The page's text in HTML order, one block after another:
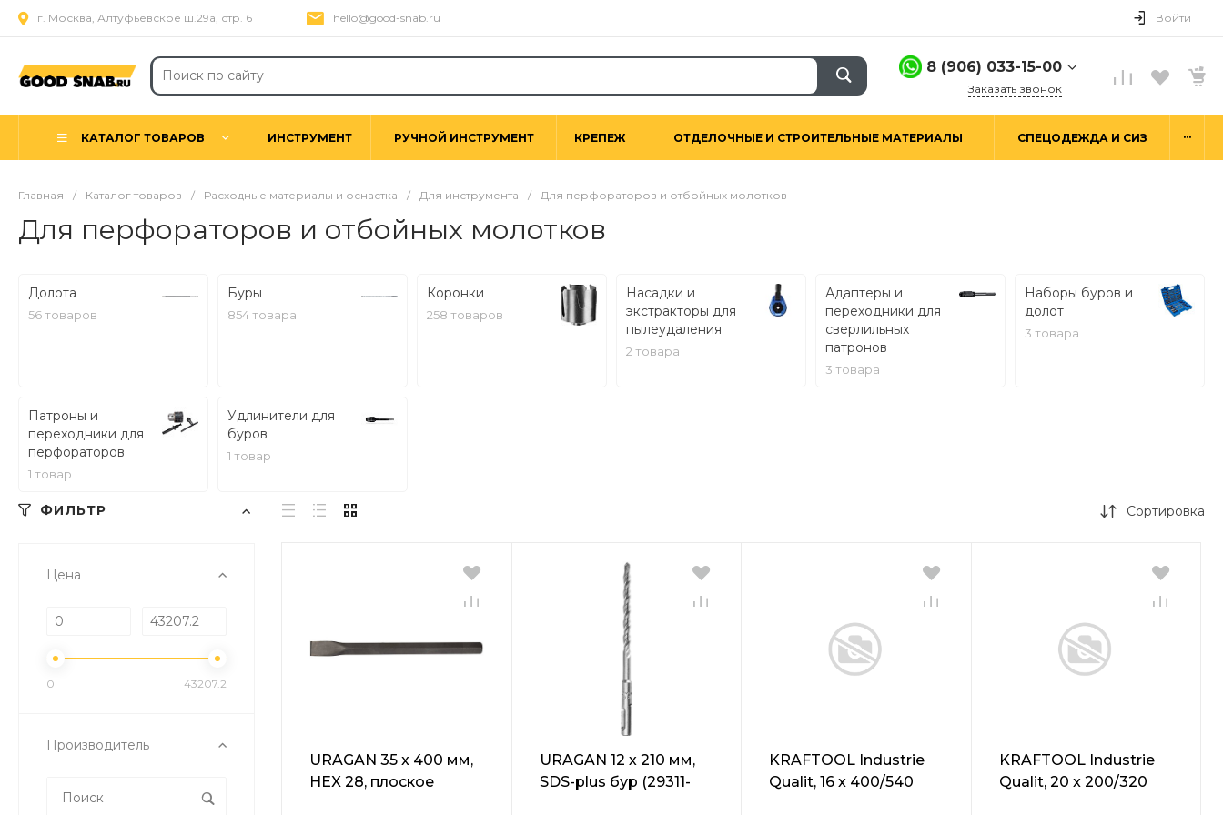
г. Москва, Алтуфьевское ш.29а, стр. 6 hello@good-snab.ru Войти
8 (906) 033-15-00
г. Москва,
Заказать звонок
КАТАЛОГ ТОВАРОВ ИНСТРУМЕНТ РУЧНОЙ ИНСТРУМЕНТ КРЕПЕЖ ОТДЕЛОЧНЫЕ И СТРОИТЕЛЬНЫЕ МАТЕРИАЛЫ СПЕЦОДЕЖДА И СИЗ ...
Главная / Каталог товаров / Расходные материалы и оснастка / Для инструмента / Для перфораторов и отбойных молотков
Для перфораторов и отбойных молотков
Долота
56 товаров
Буры
854 товара
Коронки
258 товаров
Насадки и
экстракторы для
пылеудаления
2 товара
Адаптеры и
переходники для
сверлильных
патронов
3 товара
Наборы буров и
долот
3 товара
Патроны и
переходники для
перфораторов
1 товар
Удлинители для
буров
1 товар
ФИЛЬТР
Цена
0 43207.2
Производитель
Сортировка
URAGAN 35 x 400 мм,
HEX 28, плоское
URAGAN 12 х 210 мм,
SDS-plus бур (29311-
KRAFTOOL Industrie
Qualit, 16 x 400/540
KRAFTOOL Industrie
Qualit, 20 x 200/320